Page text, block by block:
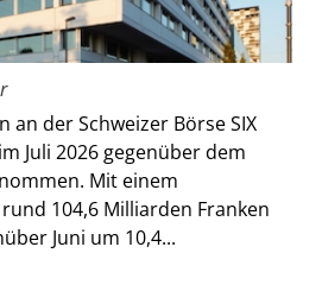
an der Schweizer Börse SIX
Juli 2026 gegenüber dem
Mit einem
104,6 Milliarden Franken
Juni um 10,4...